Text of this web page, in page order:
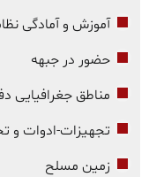
آموزش و آمادگی
حضور در جبهه
مناطق جغرافیایی
تجهیزات-ادوات و
زمین مسلح